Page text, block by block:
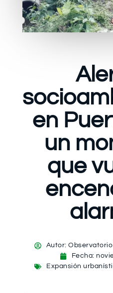
en
un
que
Autor: Observatorio
Fecha:
Expansión